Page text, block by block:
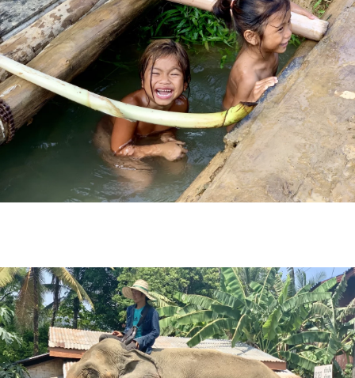
INFORMACE
REDAKCE